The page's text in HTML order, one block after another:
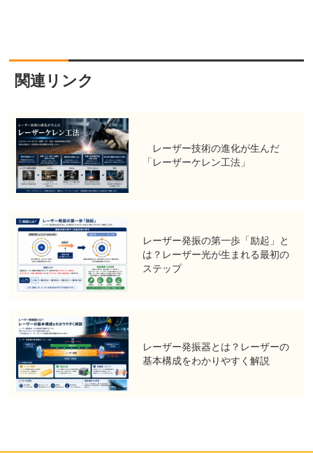
関連リンク
レーザー技術の進化が生んだ
「レーザーケレン工法」
レーザー発振の第一歩「励起」と
は？レーザー光が生まれる最初の
ステップ
レーザー発振器とは？レーザーの
基本構成をわかりやすく解説